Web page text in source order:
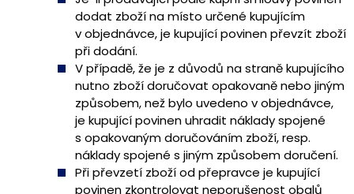
dodat zboží na místo určené kupujícím
v objednávce, je kupující povinen převzít zboží
při dodání.
V případě, že je z důvodů na straně kupujícího
nutno zboží doručovat opakovaně nebo jiným
způsobem, než bylo uvedeno v objednávce,
je kupující povinen uhradit náklady spojené
s opakovaným doručováním zboží, resp.
náklady spojené s jiným způsobem doručení.
Při převzetí zboží od přepravce je kupující
povinen zkontrolovat neporušenost obalů